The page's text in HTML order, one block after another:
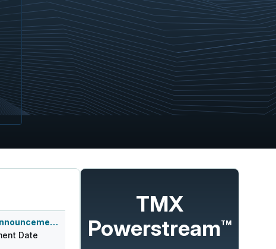
Q2 2026 Earnings Announcement-After Mkt
Date
TMX
PowerstreamTM